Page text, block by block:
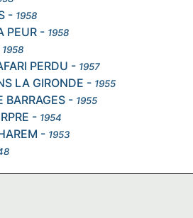
- 1958
PEUR - 1958
1958
PERDU - 1957
LA GIRONDE - 1955
BARRAGES - 1955
- 1954
- 1953